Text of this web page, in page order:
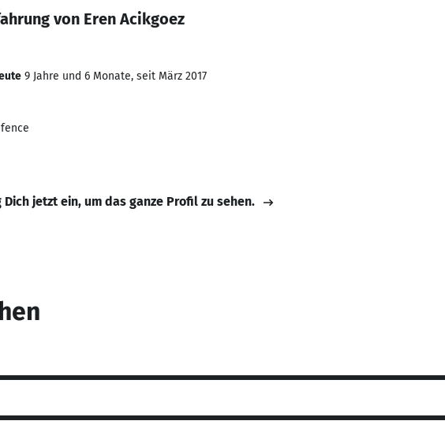
von Eren Acikgoez
9 Jahre und 6 Monate, seit März 2017
Dich jetzt ein, um das ganze Profil zu sehen.